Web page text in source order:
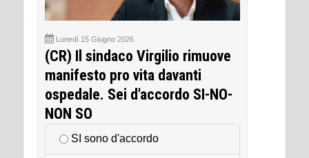
Lunedì 15 Giugno 2026
(CR) Il sindaco Virgilio rimuove
manifesto pro vita davanti
ospedale. Sei d'accordo SI-NO-
NON SO
SI sono d'accordo